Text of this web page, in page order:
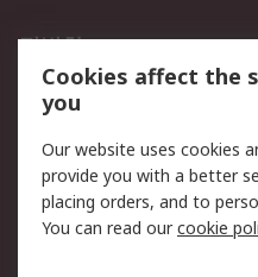
적법한
개인 정보 보호 정책
웹사이트 사용 약관
회사 소개
RS 계좌 정보
Cookies affect the
you
Our website uses cookies
provide you with a better
placing orders, and to
You can read ourcookie